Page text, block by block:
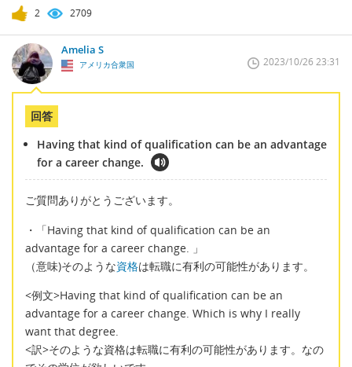
2 2709
Amelia S
アメリカ合衆国 2023/10/26 23:31
回答
Having that kind of qualification can be an advantage
for a career change.
ご質問ありがとうございます。
・「Having that kind of qualification can be an
advantage for a career change. 」
（意味)そのような資格は転職に有利の可能性があります。
<例文>Having that kind of qualification can be an
advantage for a career change. Which is why I really
want that degree.
<訳>そのような資格は転職に有利の可能性があります。なの